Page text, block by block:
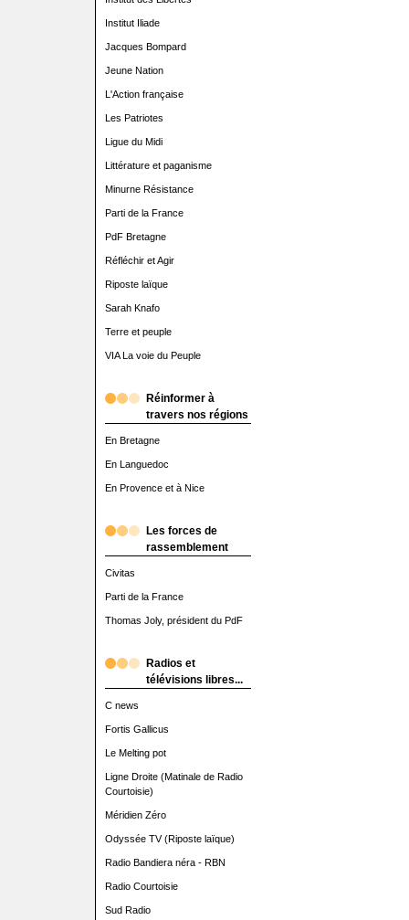
Institut Iliade
Jacques Bompard
Jeune Nation
L'Action française
Les Patriotes
Ligue du Midi
Littérature et paganisme
Minurne Résistance
Parti de la France
PdF Bretagne
Réfléchir et Agir
Riposte laïque
Sarah Knafo
Terre et peuple
VIA La voie du Peuple
Réinformer à
travers nos régions
En Bretagne
En Languedoc
En Provence et à Nice
Les forces de
rassemblement
Civitas
Parti de la France
Thomas Joly, président du PdF
Radios et
télévisions libres...
C news
Fortis Gallicus
Le Melting pot
Ligne Droite (Matinale de Radio
Courtoisie)
Méridien Zéro
Odyssée TV (Riposte laïque)
Radio Bandiera néra - RBN
Radio Courtoisie
Sud Radio